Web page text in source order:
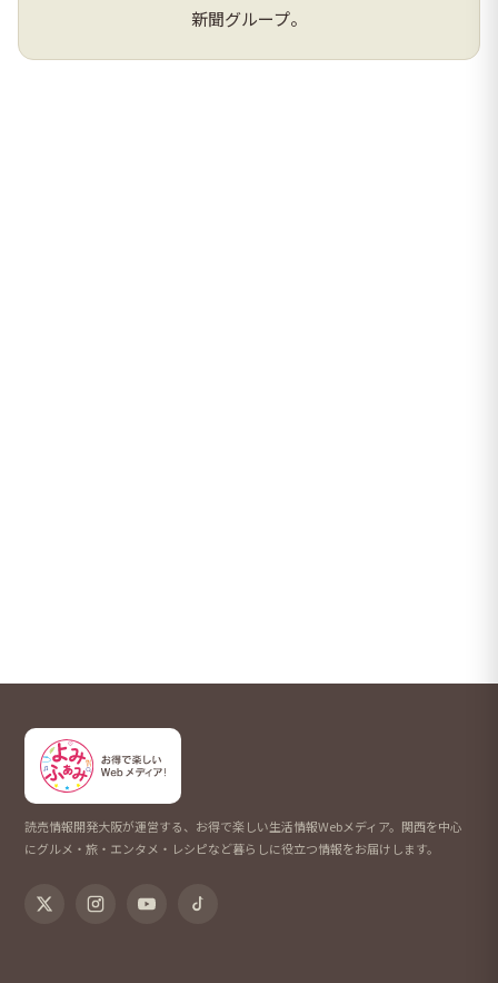
新聞グループ。
読売情報開発大阪が運営する、お得で楽しい生活情報Webメディア。関西を中心
にグルメ・旅・エンタメ・レシピなど暮らしに役立つ情報をお届けします。